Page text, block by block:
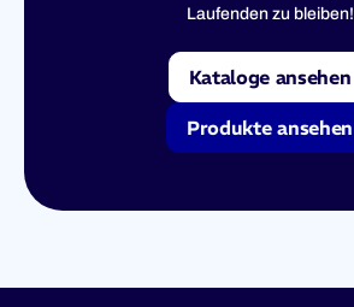
Laufenden zu bleiben!
Kataloge ansehen
Produkte ansehen